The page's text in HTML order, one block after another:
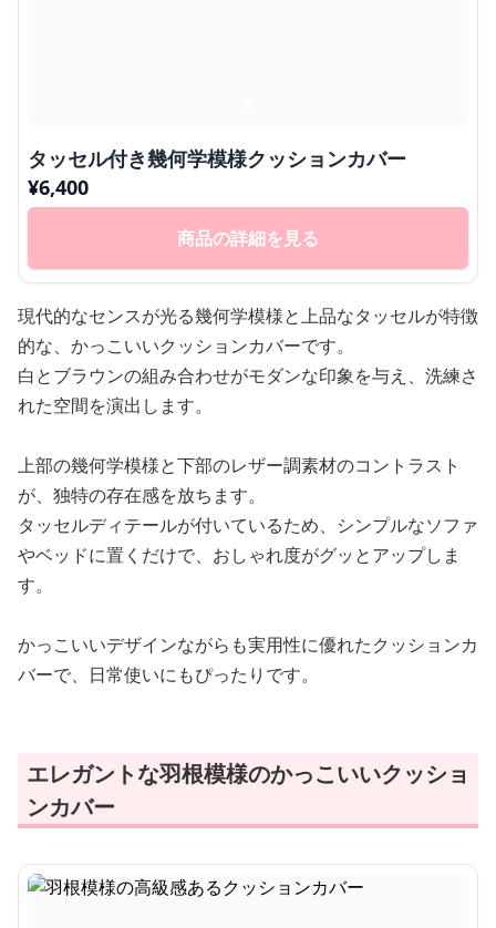
タッセル付き幾何学模様クッションカバー
¥6,400
商品の詳細を見る
現代的なセンスが光る幾何学模様と上品なタッセルが特徴
的な、かっこいいクッションカバーです。
白とブラウンの組み合わせがモダンな印象を与え、洗練さ
れた空間を演出します。
上部の幾何学模様と下部のレザー調素材のコントラスト
が、独特の存在感を放ちます。
タッセルディテールが付いているため、シンプルなソファ
やベッドに置くだけで、おしゃれ度がグッとアップしま
す。
かっこいいデザインながらも実用性に優れたクッションカ
バーで、日常使いにもぴったりです。
エレガントな羽根模様のかっこいいクッショ
ンカバー